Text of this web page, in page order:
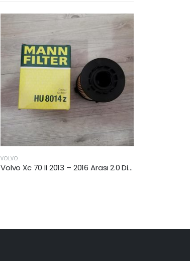
VOLVO
Volvo Xc 70 II 2013 – 2016 Arası 2.0 Dizel Yağ Filtresi